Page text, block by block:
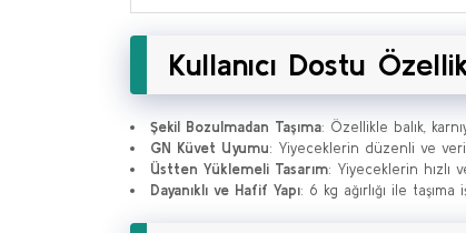
Kullanıcı Dostu
Şekil Bozulmadan Taşıma: Özellikle balık,
GN Küvet Uyumu: Yiyeceklerin düzenli ve
Üstten Yüklemeli Tasarım: Yiyeceklerin hızlı
Dayanıklı ve Hafif Yapı: 6 kg ağırlığı ile